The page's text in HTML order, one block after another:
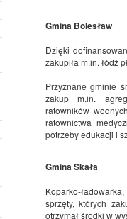
Gmina Bolesław
Dzięki
zakupiła m.in. łódź
Przyznane gminie
zakup m.in.
ratowników
ratownictwa
potrzeby edukacji i
Gmina Skała
Koparko-
sprzęty, których
otrzymał środki w